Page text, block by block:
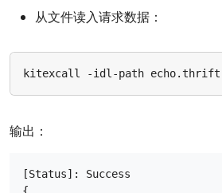
从文件读入请求数据：
kitexcall -idl-path echo.thrift
输出：
[Status]: Success